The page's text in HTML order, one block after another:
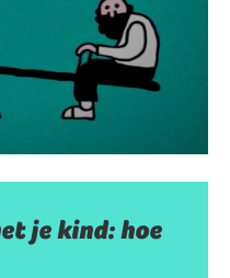
je kind: hoe